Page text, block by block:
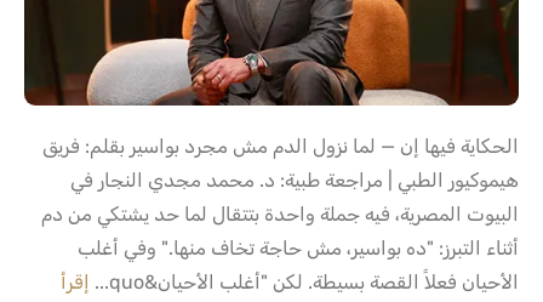
الحكاية فيها إن — لما نزول الدم مش مجرد بواسير بقلم: فريق
هيموكيور الطبي | مراجعة طبية: د. محمد مجدي النجار في
البيوت المصرية، فيه جملة واحدة بتتقال لما حد يشتكي من دم
أثناء التبرز: "ده بواسير، مش حاجة تخاف منها." وفي أغلب
الأحيان فعلاً القصة بسيطة. لكن "أغلب الأحيان&quo...
إقرأ